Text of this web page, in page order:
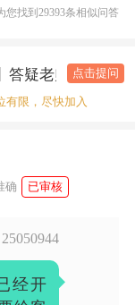
您找到29393条相似问答
答疑老师 点击提问
有限，尽快加入
确 已审核
25050944
经开